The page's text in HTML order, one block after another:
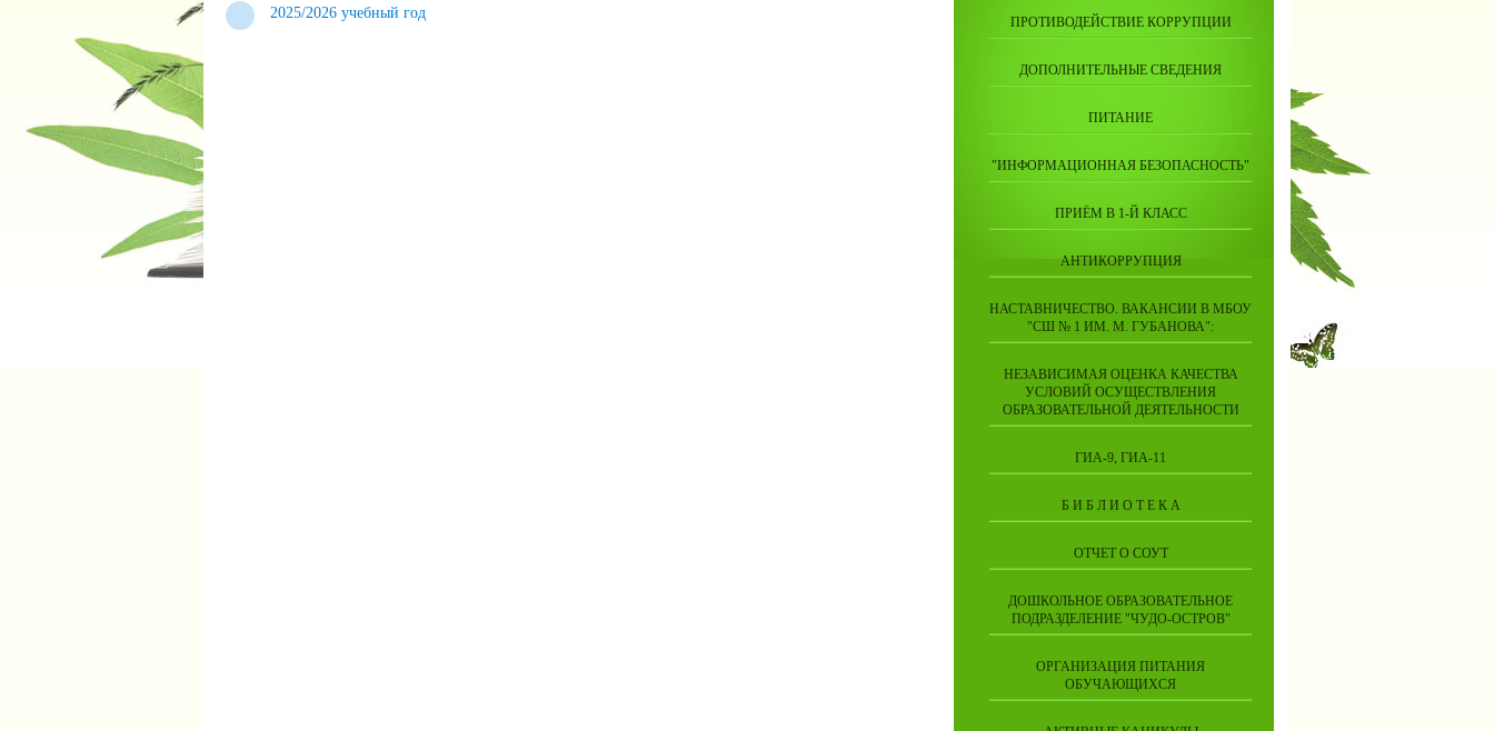
2025/2026 учебный год
ПРОТИВОДЕЙСТВИЕ КОРРУПЦИИ
ДОПОЛНИТЕЛЬНЫЕ СВЕДЕНИЯ
ПИТАНИЕ
"ИНФОРМАЦИОННАЯ БЕЗОПАСНОСТЬ"
ПРИЁМ В 1-Й КЛАСС
АНТИКОРРУПЦИЯ
НАСТАВНИЧЕСТВО. ВАКАНСИИ В МБОУ
"СШ № 1 ИМ. М. ГУБАНОВА":
НЕЗАВИСИМАЯ ОЦЕНКА КАЧЕСТВА
УСЛОВИЙ ОСУЩЕСТВЛЕНИЯ
ОБРАЗОВАТЕЛЬНОЙ ДЕЯТЕЛЬНОСТИ
ГИА-9, ГИА-11
Б И Б Л И О Т Е К А
ОТЧЕТ О СОУТ
ДОШКОЛЬНОЕ ОБРАЗОВАТЕЛЬНОЕ
ПОДРАЗДЕЛЕНИЕ "ЧУДО-ОСТРОВ"
ОРГАНИЗАЦИЯ ПИТАНИЯ
ОБУЧАЮЩИХСЯ